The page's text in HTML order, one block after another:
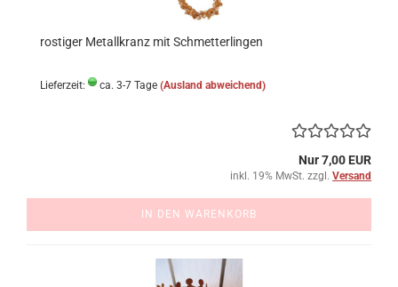
rostiger Metallkranz mit Schmetterlingen
Lieferzeit: ca. 3-7 Tage (Ausland abweichend)
Nur 7,00 EUR
inkl. 19% MwSt. zzgl. Versand
IN DEN WARENKORB